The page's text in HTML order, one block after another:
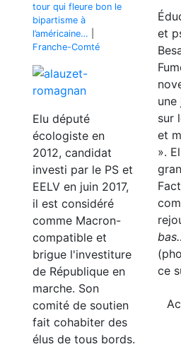
tour qui fleure bon le
bipartisme à
l’américaine…
Franche-Comté
Elu député
écologiste en
2012, candidat
investi par le PS et
EELV en juin 2017,
il est considéré
comme Macron-
compatible et
brigue l'investiture
de République en
marche. Son
comité de soutien
fait cohabiter des
élus de tous bords.
et
une
sur
et
».
ce